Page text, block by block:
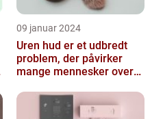
09 januar 2024
Uren hud er et udbredt
problem, der påvirker
mange mennesker over